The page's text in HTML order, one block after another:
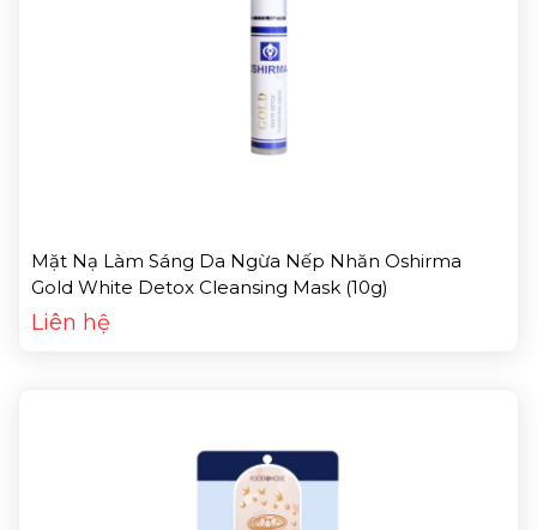
Mặt Nạ Làm Sáng Da Ngừa Nếp Nhăn Oshirma
Gold White Detox Cleansing Mask (10g)
Liên hệ